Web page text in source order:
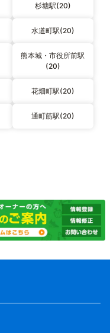
杉塘駅(20)
水道町駅(20)
熊本城・市役所前駅
(20)
花畑町駅(20)
通町筋駅(20)